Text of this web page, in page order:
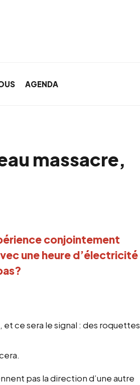
AGENDA
massacre,
conjointement
une heure d’électricité
ce sera le signal : des roquettes
pas la direction d’une autre